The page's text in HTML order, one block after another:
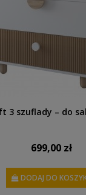
3 szuflady – do
699,00 zł
DODAJ DO